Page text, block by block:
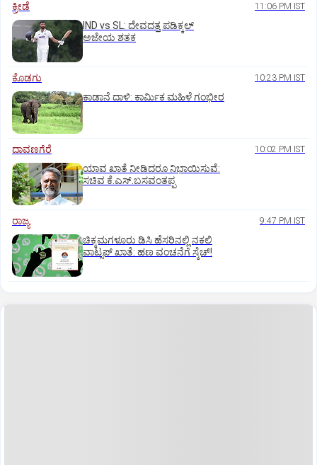
ಕ್ರೀಡೆ 11:06 PM IST
IND vs SL: ದೇವದತ್ತ ಪಡಿಕ್ಕಲ್‌
ಅಜೇಯ ಶತಕ
ಕೊಡಗು 10:23 PM IST
ಕಾಡಾನೆ ದಾಳಿ: ಕಾರ್ಮಿಕ ಮಹಿಳೆ ಗಂಭೀರ
ದಾವಣಗೆರೆ 10:02 PM IST
ಯಾವ ಖಾತೆ ನೀಡಿದರೂ ನಿಭಾಯಿಸುವೆ:
ಸಚಿವ ಕೆ.ಎಸ್.ಬಸವಂತಪ್ಪ
ರಾಜ್ಯ 9:47 PM IST
ಚಿಕ್ಕಮಗಳೂರು ಡಿಸಿ ಹೆಸರಿನಲ್ಲಿ ನಕಲಿ
ವಾಟ್ಸಪ್ ಖಾತೆ: ಹಣ ವಂಚನೆಗೆ ಸ್ಕೆಚ್!